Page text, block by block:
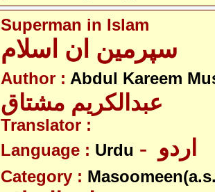
Superman in Islam
سپرمین ان اسلام
Author : Abdul Kareem
عبدالکریم مشتاق
Translator :
Language : Urdu
Category :